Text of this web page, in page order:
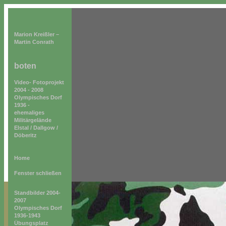
Marion Kreißler –
Martin Conrath
boten
Video- Fotoprojekt
2004 - 2008
Olympisches Dorf
1936 -
ehemaliges
Militärgelände
Elstal / Dallgow /
Döberitz
Home
Fenster schließen
Standbilder 2004-
2007
Olympisches Dorf
1936-1943
Übungsplatz